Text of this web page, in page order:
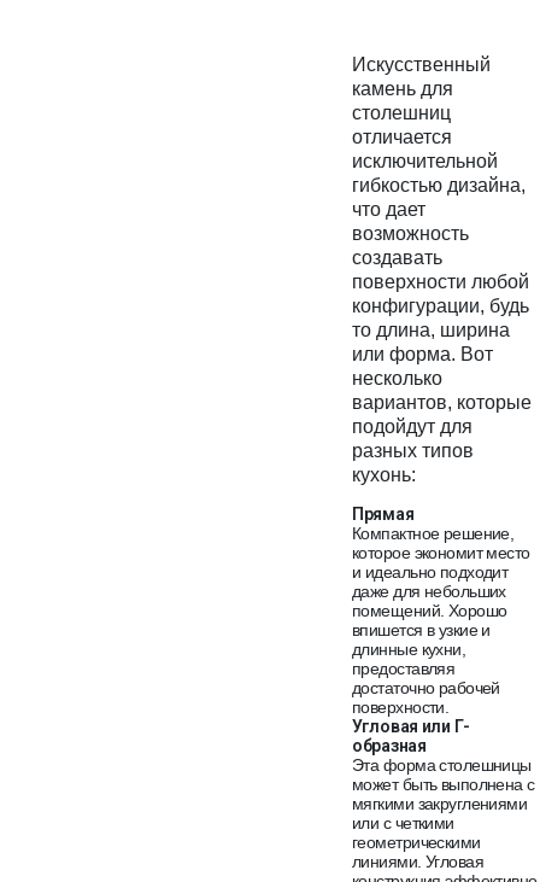
Искусственный
камень для
столешниц
отличается
исключительной
гибкостью дизайна,
что дает
возможность
создавать
поверхности любой
конфигурации, будь
то длина, ширина
или форма. Вот
несколько
вариантов, которые
подойдут для
разных типов
кухонь:
Прямая
Компактное решение,
которое экономит место
и идеально подходит
даже для небольших
помещений. Хорошо
впишется в узкие и
длинные кухни,
предоставляя
достаточно рабочей
поверхности.
Угловая или Г-
образная
Эта форма столешницы
может быть выполнена с
мягкими закруглениями
или с четкими
геометрическими
линиями. Угловая